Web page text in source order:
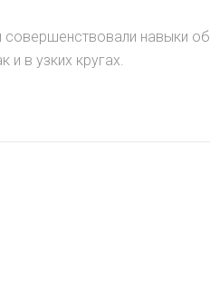
навыки
и в узких кругах.